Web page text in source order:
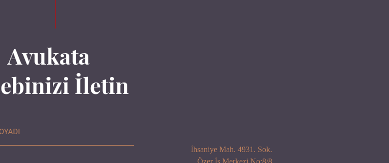
Avukata
İletin
İhsaniye Mah. 4931. Sok.
Özer İş Merkezi No:8/8